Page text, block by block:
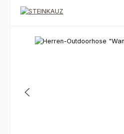
Bildergalerie überspringen